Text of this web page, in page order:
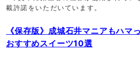
載許諾をいただいています。
《保存版》成城石井マニアもハマ
おすすめスイーツ10選